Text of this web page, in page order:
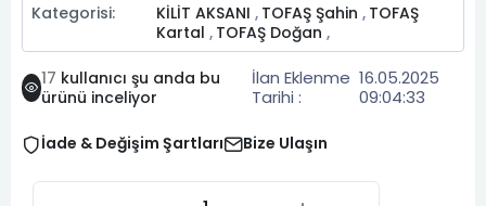
Kategorisi: KİLİT AKSANI , TOFAŞ Şahin , TOFAŞ
Kartal , TOFAŞ Doğan ,
17 kullanıcı şu anda bu
ürünü inceliyor
İlan Eklenme
Tarihi :
16.05.2025
09:04:33
İade & Değişim Şartları Bize Ulaşın